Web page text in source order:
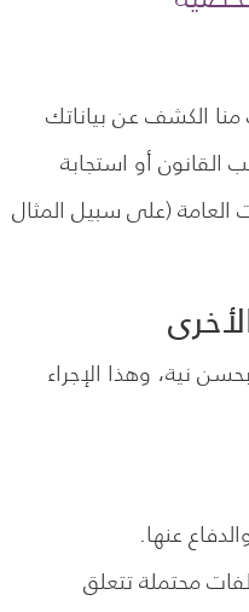
الكشف عن بياناتك
أو استجابة
(على سبيل المثال
نية، وهذا الإجراء
عنها.
محتملة تتعلق